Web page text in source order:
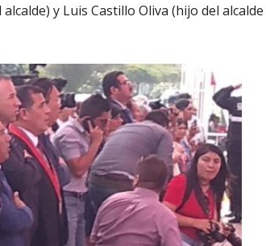
y Luis Castillo Oliva (hijo del alcalde